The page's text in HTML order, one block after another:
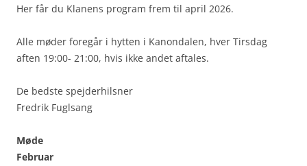
Her får du Klanens program frem til april 2026.
Alle møder foregår i hytten i Kanondalen, hver Tirsdag
aften 19:00- 21:00, hvis ikke andet aftales.
De bedste spejderhilsner
Fredrik Fuglsang
Møde
Februar